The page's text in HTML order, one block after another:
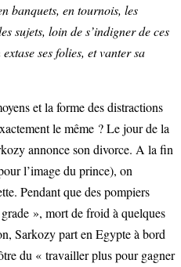
banquets, en tournois, les
sujets, loin de s’indigner de ces
ses folies, et vanter sa
et la forme des distractions
le même ? Le jour de la
annonce son divorce. A la fin
l’image du prince), on
Pendant que des pompiers
», mort de froid à quelques
Sarkozy part en Egypte à bord
du « travailler plus pour gagner